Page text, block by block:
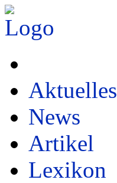
Aktuelles
News
Artikel
Lexikon